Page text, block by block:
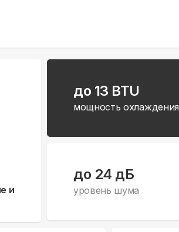
и
до 13 BTU
мощность охлаждения
до 24 дБ
уровень шума